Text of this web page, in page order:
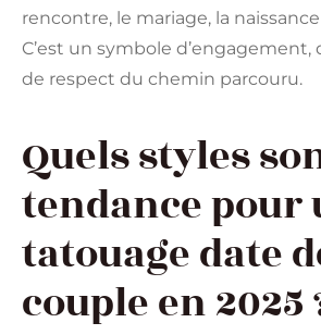
rencontre, le mariage, la
C’est un symbole
de respect du chemin parcouru.
Quels styles
tendance pour
tatouage date
couple en 2025